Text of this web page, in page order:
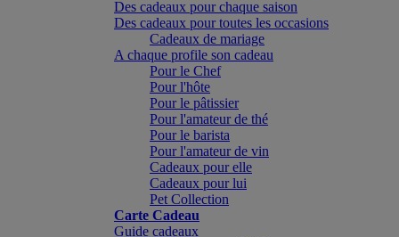
Des cadeaux pour chaque saison
Des cadeaux pour toutes les occasions
Cadeaux de mariage
A chaque profile son cadeau
Pour le Chef
Pour l'hôte
Pour le pâtissier
Pour l'amateur de thé
Pour le barista
Pour l'amateur de vin
Cadeaux pour elle
Cadeaux pour lui
Pet Collection
Carte Cadeau
Guide cadeaux